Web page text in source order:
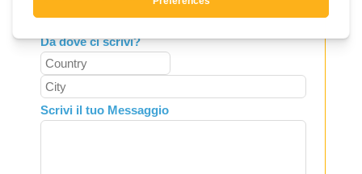
Da dove ci scrivi?
Scrivi il tuo Messaggio